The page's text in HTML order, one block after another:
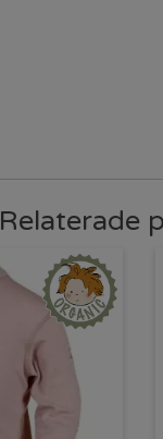
Relaterade